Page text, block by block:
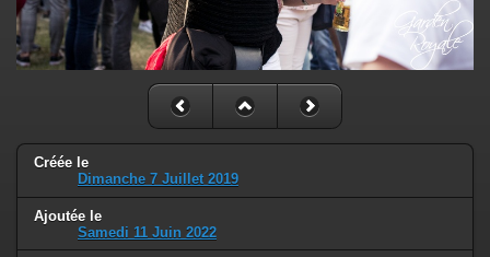
Créée le
Dimanche 7 Juillet 2019
Ajoutée le
Samedi 11 Juin 2022